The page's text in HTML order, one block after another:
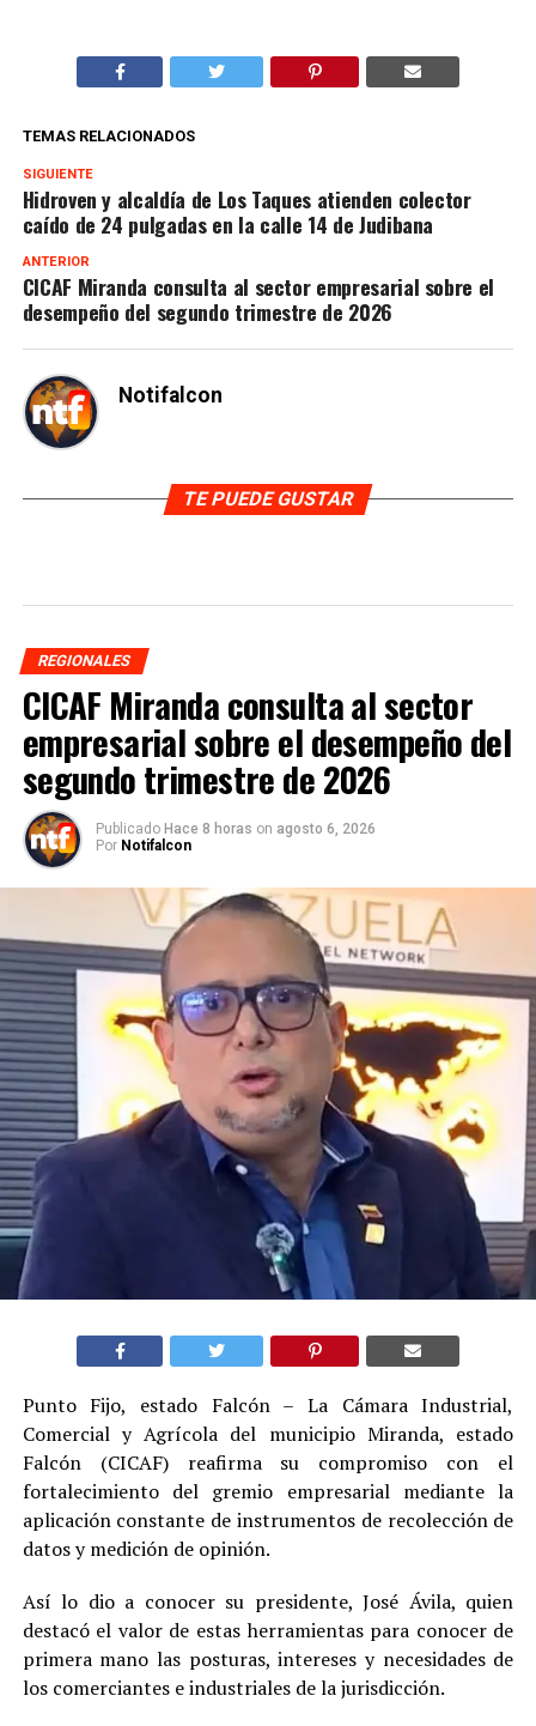
TEMAS RELACIONADOS
SIGUIENTE
Hidroven y alcaldía de Los Taques atienden colector
caído de 24 pulgadas en la calle 14 de Judibana
ANTERIOR
CICAF Miranda consulta al sector empresarial sobre el
desempeño del segundo trimestre de 2026
Notifalcon
TE PUEDE GUSTAR
REGIONALES
CICAF Miranda consulta al sector
empresarial sobre el desempeño del
segundo trimestre de 2026
Publicado Hace 8 horas on agosto 6, 2026
Por Notifalcon
Punto Fijo, estado Falcón – La Cámara Industrial,
Comercial y Agrícola del municipio Miranda, estado
Falcón (CICAF) reafirma su compromiso con el
fortalecimiento del gremio empresarial mediante la
aplicación constante de instrumentos de recolección de
datos y medición de opinión.
Así lo dio a conocer su presidente, José Ávila, quien
destacó el valor de estas herramientas para conocer de
primera mano las posturas, intereses y necesidades de
los comerciantes e industriales de la jurisdicción.